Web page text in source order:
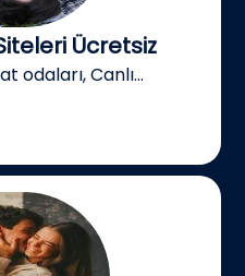
Ücretsiz
odaları, Canlı...